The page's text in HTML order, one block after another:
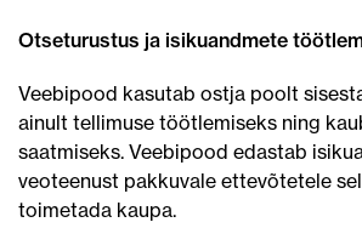
Otseturustus ja isikuandmete
Veebipood kasutab ostja poolt
ainult tellimuse töötlemiseks ning
saatmiseks. Veebipood edastab
veoteenust pakkuvale ettevõtetele
toimetada kaupa.